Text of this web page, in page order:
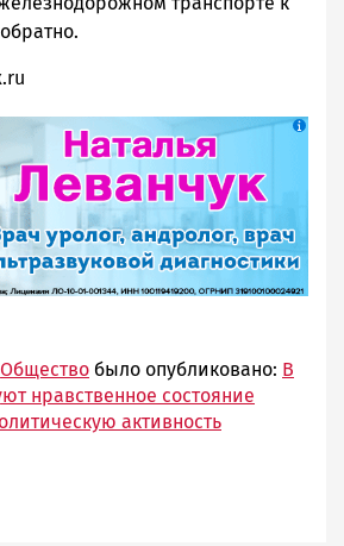
Общество было опубликовано: В
нравственное состояние
активность